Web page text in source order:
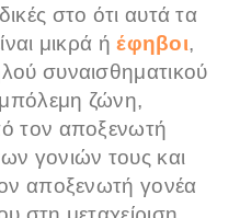
στο ότι αυτά τα
μικρά ήέφηβοι,
συναισθηματικού
ζώνη,
τον αποξενωτή
γονιών τους και
αποξενωτή γονέα